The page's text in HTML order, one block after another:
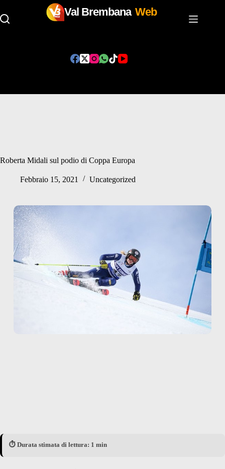
Val Brembana Web
Roberta Midali sul podio di Coppa Europa
Febbraio 15, 2021 Uncategorized
⏱️ Durata stimata di lettura: 1 min